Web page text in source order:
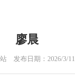
廖晨
发布日期：2026/3/11